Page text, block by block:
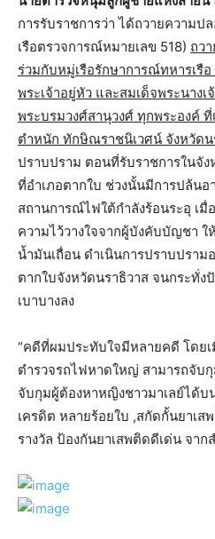
การรับราชการว่า ได้ถวายความป
เรือตรวจการณ์หมายเลข 518) ถว
ร่วมกับหมู่เรือรักษาการณ์ทหารเรื
พระเจ้าอยู่หัว และสมเด็จพระนาง
พระบรมวงศ์สานุวงศ์ ทุกพระองค์
ตำหนัก ทักษิณราชนิเวศน์ จังหวัดน
ปราบปราม ตอนที่รับราชการในจั
ที่อำเภอตากใบ ช่วงนั้นมีการปล้น
สถานการณ์ไฟใต้กำลังร้อนระอุ เ
ความไว้วางใจจากผู้บังคับบัญชา
น้ำมันเถื่อน ดำเนินการปราบปราม
ตากใบจังหวัดนราธิวาส จนกระทั่
เบาบางลง
“คดีที่ผมประทับใจมีหลายคดี โดย
ตำรวจรถไฟหาดใหญ่ สามารถจับ
จับกุมผู้ต้องหาหญิงชาวมาเลย์ได้บ
เครดิต หลายร้อยใบ ,สกัดกั้นยาเ
รางวัล ป้องกันยาเสพติดดีเด่น จาก